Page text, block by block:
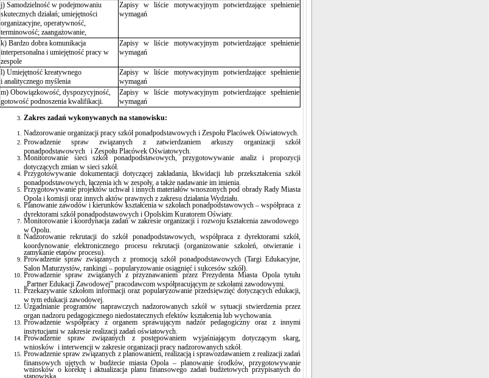
j) Samodzielność w podejmowaniu
skutecznych działań; umiejętności
organizacyjne, operatywność,
terminowość; zaangażowanie,
Zapisy w liście motywacyjnym potwierdzające spełnienie
wymagań
k) Bardzo dobra komunikacja
interpersonalna i umiejętność pracy w
zespole
Zapisy w liście motywacyjnym potwierdzające spełnienie
wymagań
l) Umiejętność kreatywnego
i analitycznego myślenia
Zapisy w liście motywacyjnym potwierdzające spełnienie
wymagań
m) Obowiązkowość, dyspozycyjność,
gotowość podnoszenia kwalifikacji.
Zapisy w liście motywacyjnym potwierdzające spełnienie
wymagań
Zakres zadań wykonywanych na stanowisku:
Nadzorowanie organizacji pracy szkół ponadpodstawowych i Zespołu Placówek Oświatowych.
Prowadzenie spraw związanych z zatwierdzaniem arkuszy organizacji szkół
ponadpodstawowych i Zespołu Placówek Oświatowych.
Monitorowanie sieci szkół ponadpodstawowych, przygotowywanie analiz i propozycji
dotyczących zmian w sieci szkół.
Przygotowywanie dokumentacji dotyczącej zakładania, likwidacji lub przekształcenia szkół
ponadpodstawowych, łączenia ich w zespoły, a także nadawanie im imienia.
Przygotowywanie projektów uchwał i innych materiałów wnoszonych pod obrady Rady Miasta
Opola i komisji oraz innych aktów prawnych z zakresu działania Wydziału.
Planowanie zawodów i kierunków kształcenia w szkołach ponadpodstawowych – współpraca z
dyrektorami szkół ponadpodstawowych i Opolskim Kuratorem Oświaty.
Monitorowanie i koordynacja zadań w zakresie organizacji i rozwoju kształcenia zawodowego
w Opolu.
Nadzorowanie rekrutacji do szkół ponadpodstawowych, współpraca z dyrektorami szkół,
koordynowanie elektronicznego procesu rekrutacji (organizowanie szkoleń, otwieranie i
zamykanie etapów procesu).
Prowadzenie spraw związanych z promocją szkół ponadpodstawowych (Targi Edukacyjne,
Salon Maturzystów, rankingi – popularyzowanie osiągnięć i sukcesów szkół).
Prowadzenie spraw związanych z przyznawaniem przez Prezydenta Miasta Opola tytułu
„Partner Edukacji Zawodowej” pracodawcom współpracującym ze szkołami zawodowymi.
Przekazywanie szkołom informacji oraz popularyzowanie przedsięwzięć dotyczących edukacji,
w tym edukacji zawodowej.
Uzgadnianie programów naprawczych nadzorowanych szkół w sytuacji stwierdzenia przez
organ nadzoru pedagogicznego niedostatecznych efektów kształcenia lub wychowania.
Prowadzenie współpracy z organem sprawującym nadzór pedagogiczny oraz z innymi
instytucjami w zakresie realizacji zadań oświatowych.
Prowadzenie spraw związanych z postępowaniem wyjaśniającym dotyczącym skarg,
wniosków i interwencji w zakresie organizacji pracy nadzorowanych szkół.
Prowadzenie spraw związanych z planowaniem, realizacją i sprawozdawaniem z realizacji zadań
finansowych ujętych w budżecie miasta Opola – planowanie środków, przygotowywanie
wniosków o korektę i aktualizacja planu finansowego zadań budżetowych przypisanych do
stanowiska.